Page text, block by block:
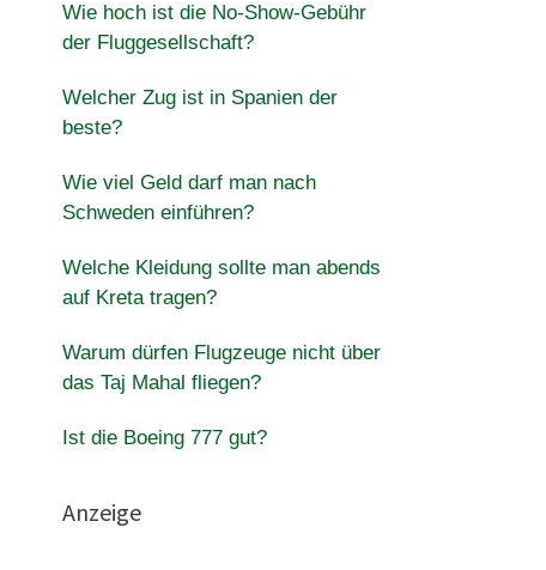
Wie hoch ist die No-Show-Gebühr
der Fluggesellschaft?
Welcher Zug ist in Spanien der
beste?
Wie viel Geld darf man nach
Schweden einführen?
Welche Kleidung sollte man abends
auf Kreta tragen?
Warum dürfen Flugzeuge nicht über
das Taj Mahal fliegen?
Ist die Boeing 777 gut?
Anzeige